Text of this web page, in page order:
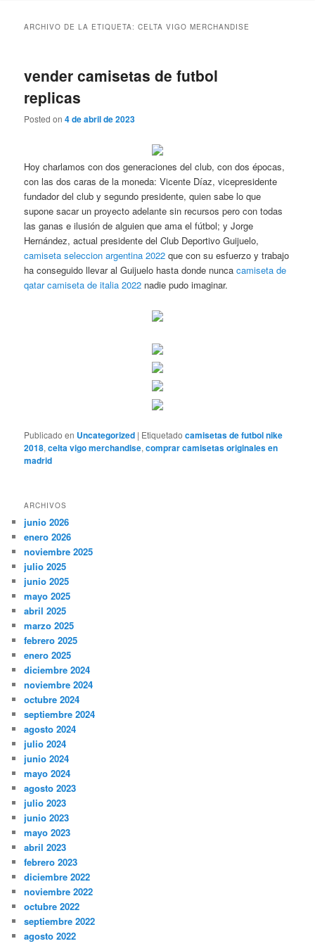
ARCHIVO DE LA ETIQUETA:CELTA VIGO MERCHANDISE
vender camisetas de futbol
replicas
Posted on4 de abril de 2023
Hoy charlamos con dos generaciones del club, con dos épocas,
con las dos caras de la moneda: Vicente Díaz, vicepresidente
fundador del club y segundo presidente, quien sabe lo que
supone sacar un proyecto adelante sin recursos pero con todas
las ganas e ilusión de alguien que ama el fútbol; y Jorge
Hernández, actual presidente del Club Deportivo Guijuelo,
camiseta seleccion argentina 2022 que con su esfuerzo y trabajo
ha conseguido llevar al Guijuelo hasta donde nuncacamiseta de
qatar camiseta de italia 2022 nadie pudo imaginar.
Publicado en Uncategorized | Etiquetado camisetas de futbol nike
2018,celta vigo merchandise,comprar camisetas originales en
madrid
ARCHIVOS
junio 2026
enero 2026
noviembre 2025
julio 2025
junio 2025
mayo 2025
abril 2025
marzo 2025
febrero 2025
enero 2025
diciembre 2024
noviembre 2024
octubre 2024
septiembre 2024
agosto 2024
julio 2024
junio 2024
mayo 2024
agosto 2023
julio 2023
junio 2023
mayo 2023
abril 2023
febrero 2023
diciembre 2022
noviembre 2022
octubre 2022
septiembre 2022
agosto 2022